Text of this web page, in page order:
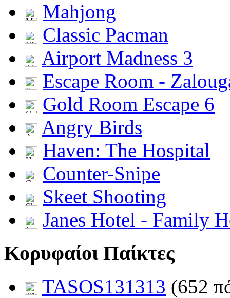
Mahjong
Classic Pacman
Airport Madness 3
Escape Room -
Gold Room Escape 6
Angry Birds
Haven: The Hospital
Counter-Snipe
Skeet Shooting
Janes Hotel - Family
Κορυφαίοι Παίκτες
TASOS131313 (652